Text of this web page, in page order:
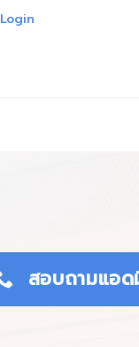
Login
สอบถามแอ